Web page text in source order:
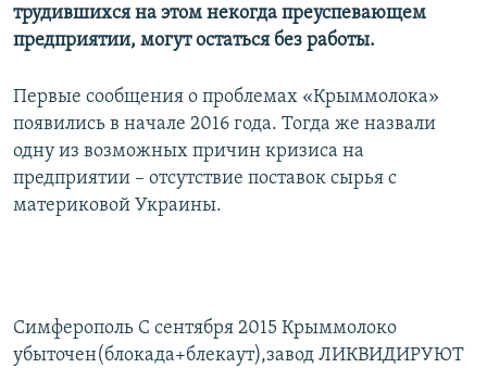
трудившихся на этом некогда преуспевающем
предприятии, могут остаться без работы.
Первые сообщения о проблемах «Крыммолока»
появились в начале 2016 года. Тогда же назвали
одну из возможных причин кризиса на
предприятии – отсутствие поставок сырья с
материковой Украины.
Симферополь С сентября 2015 Крыммолоко
убыточен(блокада+блекаут),завод ЛИКВИДИРУЮТ